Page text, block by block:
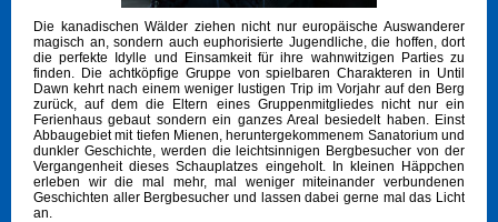
Die kanadischen Wälder ziehen nicht nur europäische Auswanderer
magisch an, sondern auch euphorisierte Jugendliche, die hoffen, dort
die perfekte Idylle und Einsamkeit für ihre wahnwitzigen Parties zu
finden. Die achtköpfige Gruppe von spielbaren Charakteren in Until
Dawn kehrt nach einem weniger lustigen Trip im Vorjahr auf den Berg
zurück, auf dem die Eltern eines Gruppenmitgliedes nicht nur ein
Ferienhaus gebaut sondern ein ganzes Areal besiedelt haben. Einst
Abbaugebiet mit tiefen Mienen, heruntergekommenem Sanatorium und
dunkler Geschichte, werden die leichtsinnigen Bergbesucher von der
Vergangenheit dieses Schauplatzes eingeholt. In kleinen Häppchen
erleben wir die mal mehr, mal weniger miteinander verbundenen
Geschichten aller Bergbesucher und lassen dabei gerne mal das Licht
an.